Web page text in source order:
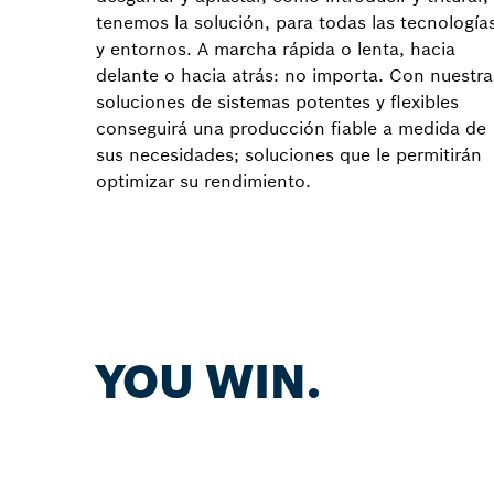
tenemos la solución, para todas las
y entornos. A marcha rápida o lenta, hacia
delante o hacia atrás: no importa. Con
soluciones de sistemas potentes y flexibles
conseguirá una producción fiable a medida de
sus necesidades; soluciones que le permitirán
optimizar su rendimiento.
YOU WIN.